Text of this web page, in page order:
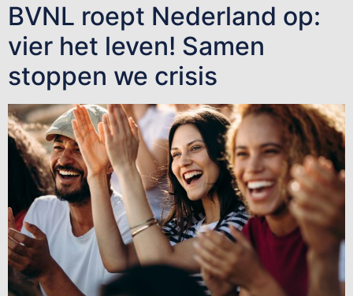
BVNL roept Nederland op:
vier het leven! Samen
stoppen we crisis